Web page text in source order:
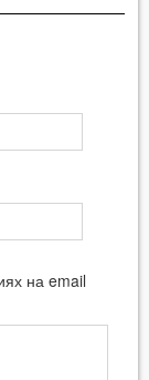
на email